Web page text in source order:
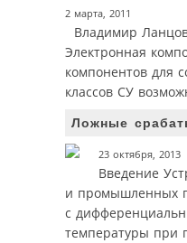
2 марта, 2011
Владимир
Электронная
компонентов для
классов СУ
Ложные
23 октября, 2013
Введение
и промышленных
с
температуры при